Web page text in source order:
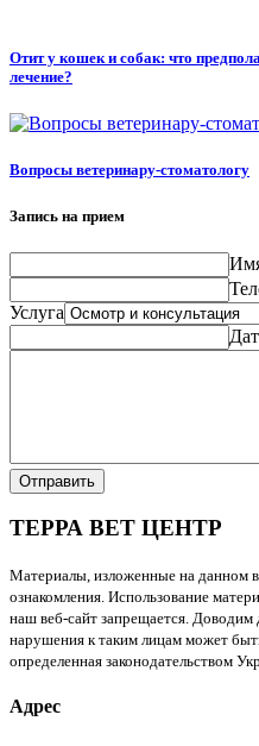
Отит у кошек и собак: что
лечение?
Вопросы ветеринару-стоматологу
Запись на прием
Услуга
Отправить
ТЕРРА ВЕТ ЦЕНТР
Материалы, изложенные на данном
ознакомления. Использование
наш веб-сайт запрещается. Доводим
нарушения к таким лицам может
определенная законодательством
Адрес